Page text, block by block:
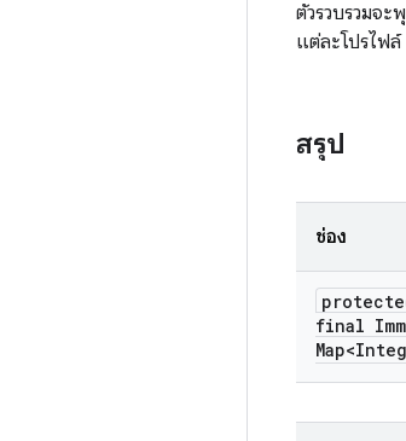
ตัวรวบรวมจะ
แต่ละโปรไฟล์
สรุป
ช่อง
final